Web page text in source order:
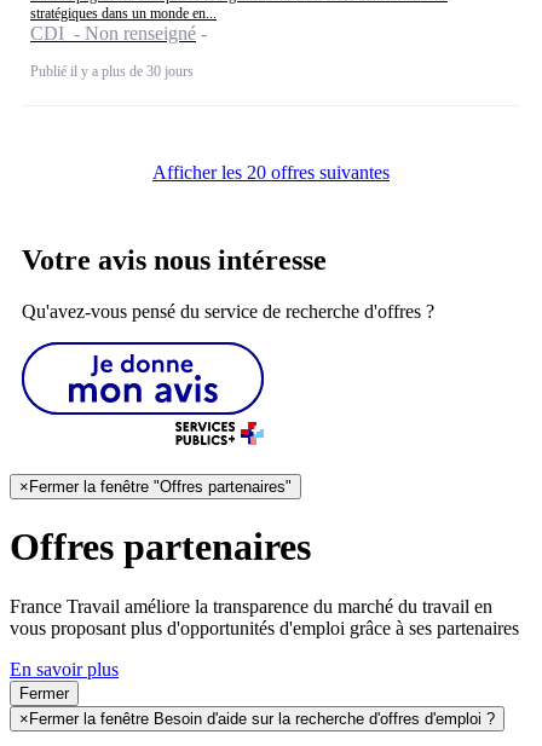
stratégiques dans un monde en...
CDI - Non renseigné
Publié il y a plus de 30 jours
Afficher les 20 offres suivantes
Votre avis nous intéresse
Qu'avez-vous pensé du service de recherche d'offres ?
× Fermer la fenêtre "Offres partenaires"
Offres partenaires
France Travail améliore la transparence du marché du travail en
vous proposant plus d'opportunités d'emploi grâce à ses partenaires
En savoir plus
Fermer
× Fermer la fenêtre Besoin d'aide sur la recherche d'offres d'emploi ?